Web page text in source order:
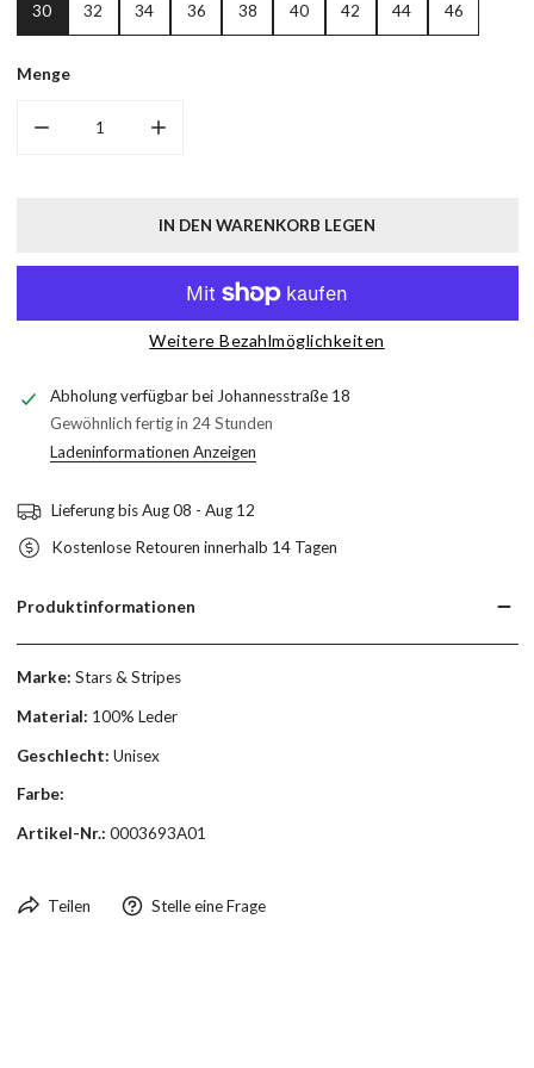
30 32 34 36 38 40 42 44 46
Menge
IN DEN WARENKORB LEGEN
Weitere Bezahlmöglichkeiten
Abholung verfügbar bei Johannesstraße 18
Gewöhnlich fertig in 24 Stunden
Ladeninformationen Anzeigen
Lieferung bisAug 08 - Aug 12
Kostenlose Retouren innerhalb 14 Tagen
Produktinformationen
Marke: Stars & Stripes
Material: 100% Leder
Geschlecht: Unisex
Farbe:
Artikel-Nr.: 0003693A01
Teilen Stelle eine Frage